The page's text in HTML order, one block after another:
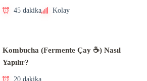
45 dakika Kolay
Kombucha (Fermente Çay ☕) Nasıl
Yapılır?
20 dakika